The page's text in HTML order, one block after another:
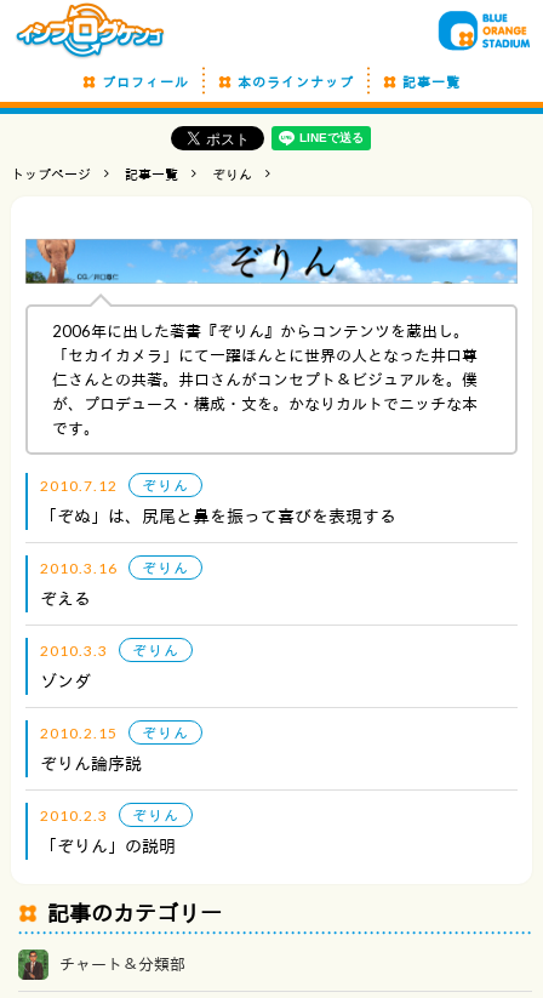
プロフィール 本のラインナップ 記事一覧
トップページ 記事一覧 ぞりん
2006年に出した著書『ぞりん』からコンテンツを蔵出し。
「セカイカメラ」にて一躍ほんとに世界の人となった井口尊
仁さんとの共著。井口さんがコンセプト＆ビジュアルを。僕
が、プロデュース・構成・文を。かなりカルトでニッチな本
です。
2010.7.12 ぞりん
「ぞぬ」は、尻尾と鼻を振って喜びを表現する
2010.3.16 ぞりん
ぞえる
2010.3.3 ぞりん
ゾンダ
2010.2.15 ぞりん
ぞりん論序説
2010.2.3 ぞりん
「ぞりん」の説明
記事のカテゴリー
チャート＆分類部